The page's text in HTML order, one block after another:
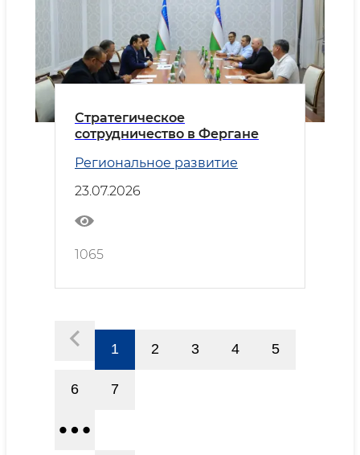
Стратегическое
сотрудничество в Фергане
Региональное развитие
23.07.2026
1065
1 2 3 4 5
6 7